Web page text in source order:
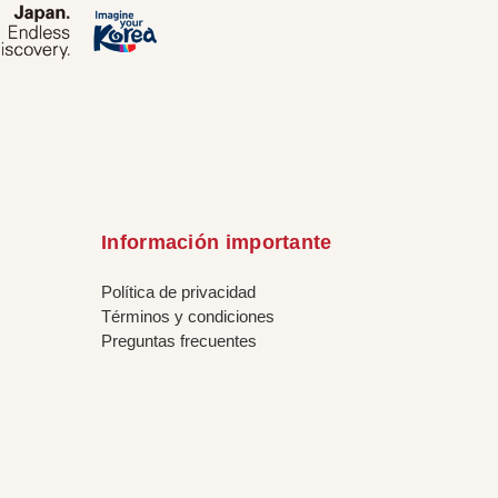
Información importante
Política de privacidad
Términos y condiciones
Preguntas frecuentes